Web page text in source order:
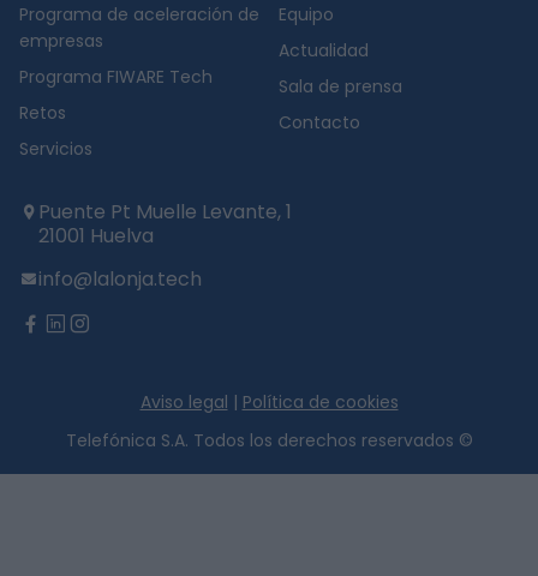
Programa de aceleración de
empresas
Programa FIWARE Tech
Retos
Servicios
Equipo
Actualidad
Sala de prensa
Contacto
Puente Pt Muelle Levante, 1
21001 Huelva
info@lalonja.tech
twitter
facebook
linkedin
Aviso legal | Política de cookies
Telefónica S.A. Todos los derechos reservados ©